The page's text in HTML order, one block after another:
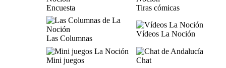
Encuesta Tiras cómicas
Las Columnas
Vídeos La Noción
Mini juegos
Chat